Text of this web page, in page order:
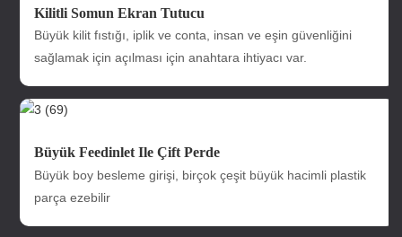
Kilitli Somun Ekran Tutucu
Büyük kilit fıstığı, iplik ve conta, insan ve eşin güvenliğini
sağlamak için açılması için anahtara ihtiyacı var.
Büyük Feedinlet Ile Çift Perde
Büyük boy besleme girişi, birçok çeşit büyük hacimli plastik
parça ezebilir